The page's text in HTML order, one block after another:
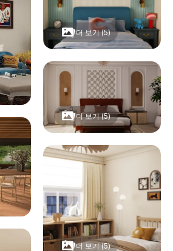
더 보기 (5)
더 보기 (5)
더 보기 (5)